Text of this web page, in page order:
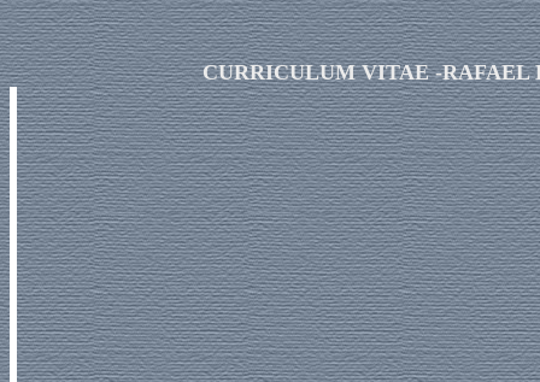
CURRICULUM VITAE -RAFAEL